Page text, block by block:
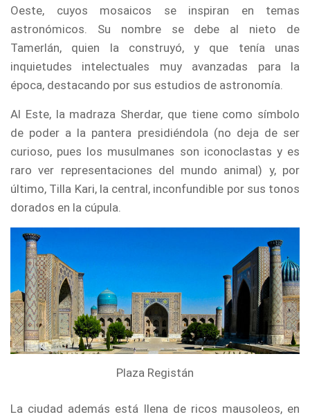
Oeste, cuyos mosaicos se inspiran en temas
astronómicos. Su nombre se debe al nieto de
Tamerlán, quien la construyó, y que tenía unas
inquietudes intelectuales muy avanzadas para la
época, destacando por sus estudios de astronomía.
Al Este, la madraza Sherdar, que tiene como símbolo
de poder a la pantera presidiéndola (no deja de ser
curioso, pues los musulmanes son iconoclastas y es
raro ver representaciones del mundo animal) y, por
último, Tilla Kari, la central, inconfundible por sus tonos
dorados en la cúpula.
Plaza Registán
La ciudad además está llena de ricos mausoleos, en